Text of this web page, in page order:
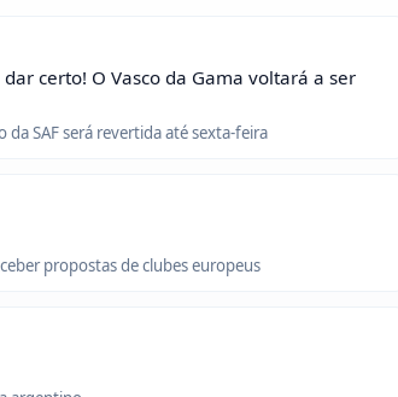
certo! O Vasco da Gama voltará a ser
SAF será revertida até sexta-feira
propostas de clubes europeus